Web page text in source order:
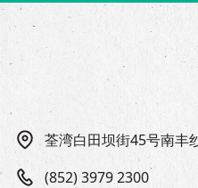
荃湾白田坝街45号南丰
(852) 3979 2300